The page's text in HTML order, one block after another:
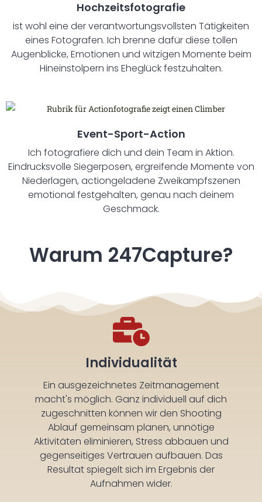
Hochzeitsfotografie
ist wohl eine der verantwortungsvollsten Tätigkeiten
eines Fotografen. Ich brenne dafür diese tollen
Augenblicke, Emotionen und witzigen Momente beim
Hineinstolpern ins Eheglück festzuhalten.
Event-Sport-Action
Ich fotografiere dich und dein Team in Aktion.
Eindrucksvolle Siegerposen, ergreifende Momente von
Niederlagen, actiongeladene Zweikampfszenen
emotional festgehalten, genau nach deinem
Geschmack.
Warum 247Capture?
Individualität
Ein ausgezeichnetes Zeitmanagement
macht's möglich. Ganz individuell auf dich
zugeschnitten können wir den Shooting
Ablauf gemeinsam planen, unnötige
Aktivitäten eliminieren, Stress abbauen und
gegenseitiges Vertrauen aufbauen. Das
Resultat spiegelt sich im Ergebnis der
Aufnahmen wider.